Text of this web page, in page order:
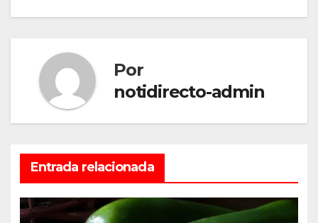
Por
notidirecto-admin
Entrada relacionada